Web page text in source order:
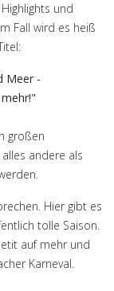
und
Fall wird es heiß
Meer -
großen
andere als
Hier gibt es
tolle Saison.
auf mehr und
Karneval.